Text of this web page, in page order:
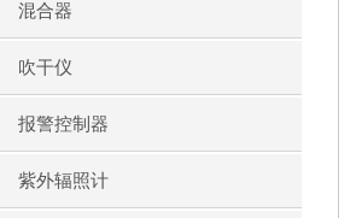
混合器
吹干仪
报警控制器
紫外辐照计